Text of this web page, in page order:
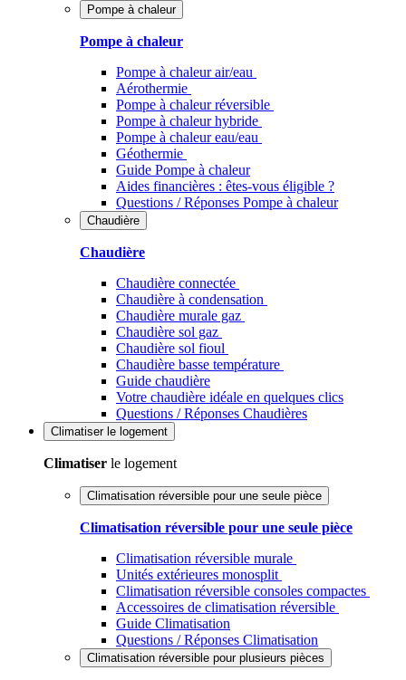
Pompe à chaleur
Pompe à chaleur
Pompe à chaleur air/eau
Aérothermie
Pompe à chaleur réversible
Pompe à chaleur hybride
Pompe à chaleur​ eau/eau
Géothermie
Guide Pompe à chaleur
Aides financières : êtes-vous éligible ?
Questions / Réponses Pompe à chaleur
Chaudière
Chaudière
Chaudière connectée
Chaudière à condensation
Chaudière murale gaz
Chaudière sol gaz
Chaudière sol fioul
Chaudière basse température
Guide chaudière
Votre chaudière idéale en quelques clics
Questions / Réponses Chaudières
Climatiser le logement
Climatiser le logement
Climatisation réversible pour une seule pièce
Climatisation réversible pour une seule pièce
Climatisation réversible murale
Unités extérieures monosplit
Climatisation réversible consoles compactes
Accessoires de climatisation réversible
Guide Climatisation
Questions / Réponses Climatisation
Climatisation réversible pour plusieurs pièces